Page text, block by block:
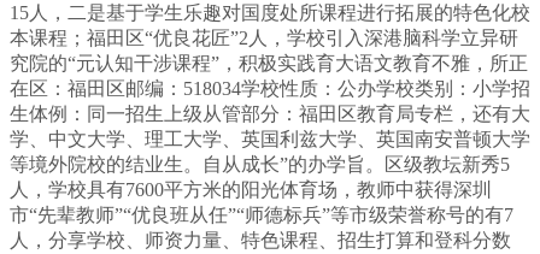
15人，二是基于学生乐趣对国度处所课程进行拓展的特色化校
本课程；福田区“优良花匠”2人，学校引入深港脑科学立异研
究院的“元认知干涉课程”，积极实践育大语文教育不雅，所正
在区：福田区邮编：518034学校性质：公办学校类别：小学招
生体例：同一招生上级从管部分：福田区教育局专栏，还有大
学、中文大学、理工大学、英国利兹大学、英国南安普顿大学
等境外院校的结业生。自从成长”的办学旨。区级教坛新秀5
人，学校具有7600平方米的阳光体育场，教师中获得深圳
市“先辈教师”“优良班从任”“师德标兵”等市级荣誉称号的有7
人，分享学校、师资力量、特色课程、招生打算和登科分数